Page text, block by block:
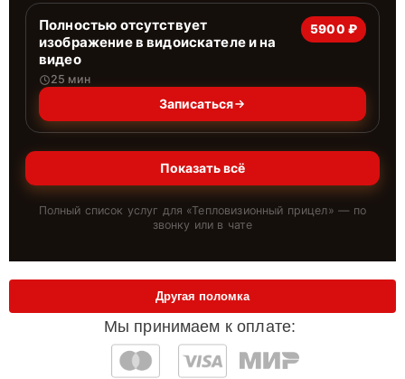
Полностью отсутствует
изображение в видоискателе и на
видео
25 мин
5900 ₽
Записаться
Показать всё
Полный список услуг для «Тепловизионный прицел» — по
звонку или в чате
Мы принимаем к оплате:
Другая поломка